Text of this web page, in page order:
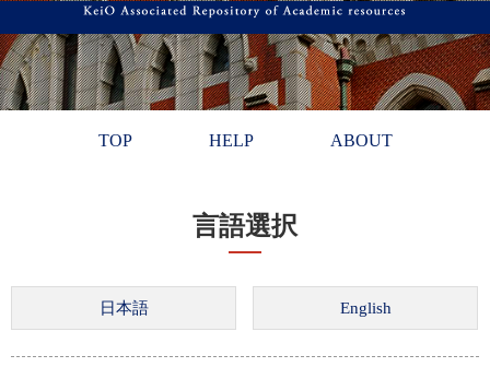
TOP HELP ABOUT
言語選択